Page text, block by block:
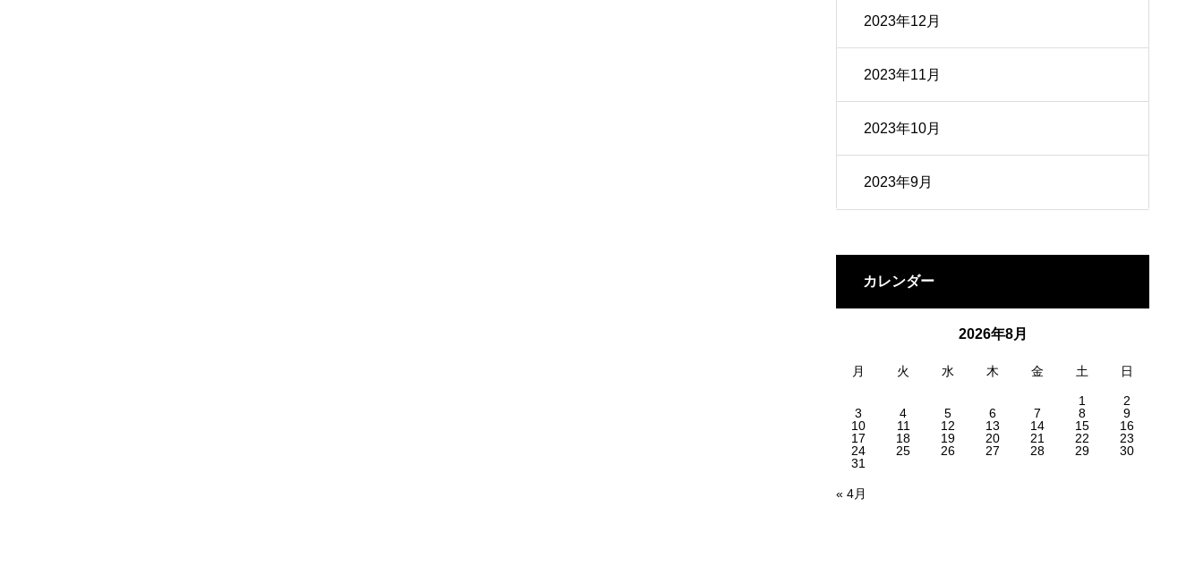
2023年12月
2023年11月
2023年10月
2023年9月
カレンダー
2026年8月
月 火 水 木 金 土 日
1
2
3
4 5 6 7 8
9
10
11 12 13 14 15
16
17
18 19 20 21 22
23
24
25 26 27 28 29
30
31
« 4月